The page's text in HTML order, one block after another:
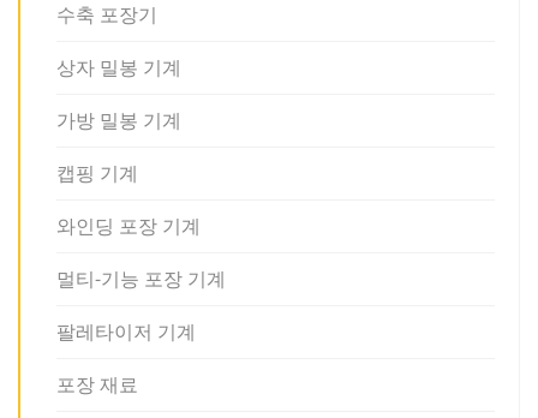
수축 포장기
상자 밀봉 기계
가방 밀봉 기계
캡핑 기계
와인딩 포장 기계
멀티-기능 포장 기계
팔레타이저 기계
포장 재료